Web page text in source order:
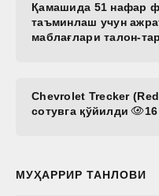
Қамашида 51 нафар
таъминлаш учун
маблағлари талон-
Chevrolet Trecker
сотувга қўйилди
МУҲАРРИР ТАНЛОВИ